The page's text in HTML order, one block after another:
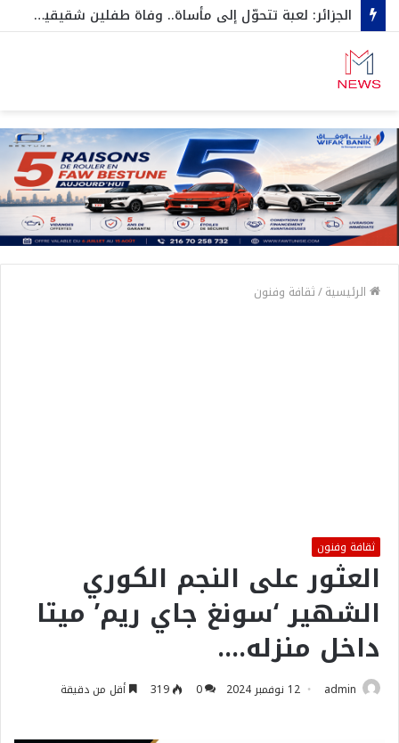
الجزائر: لعبة تتحوّل إلى مأساة.. وفاة طفلين شقيقين اختناقا داخل صندوق سيارة…وهكذا نجاح الثالث بأعجوبة
الرئيسية/ثقافة وفنون
ثقافة وفنون
العثور على النجم الكوري
الشهير ‘سونغ جاي ريم’ ميتا
داخل منزله….
admin 12 نوفمبر 2024 0
319 أقل من دقيقة